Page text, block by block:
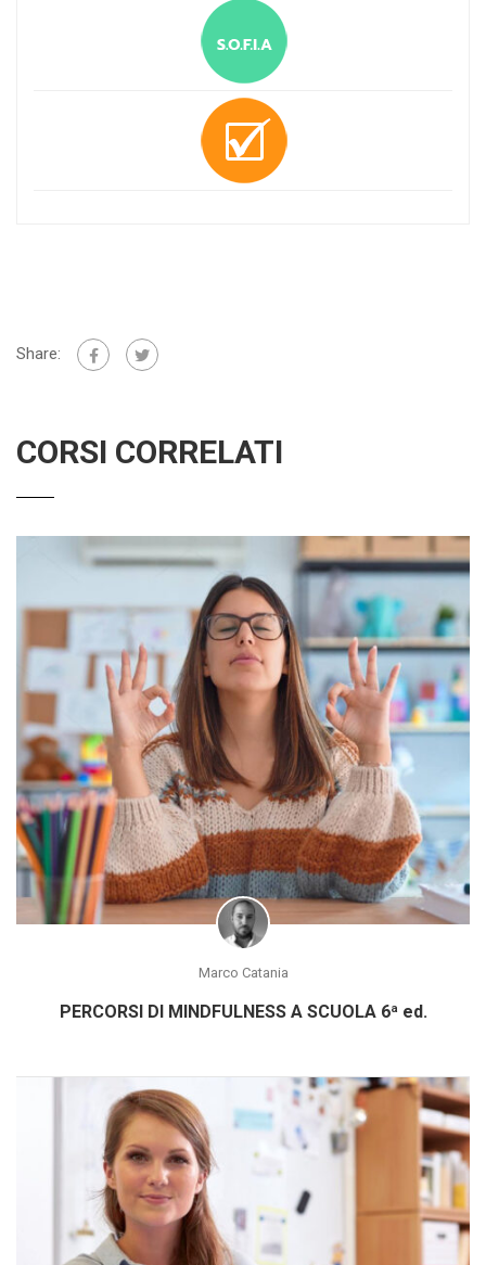
Share:
CORSI CORRELATI
Marco Catania
PERCORSI DI MINDFULNESS A SCUOLA 6ª ed.